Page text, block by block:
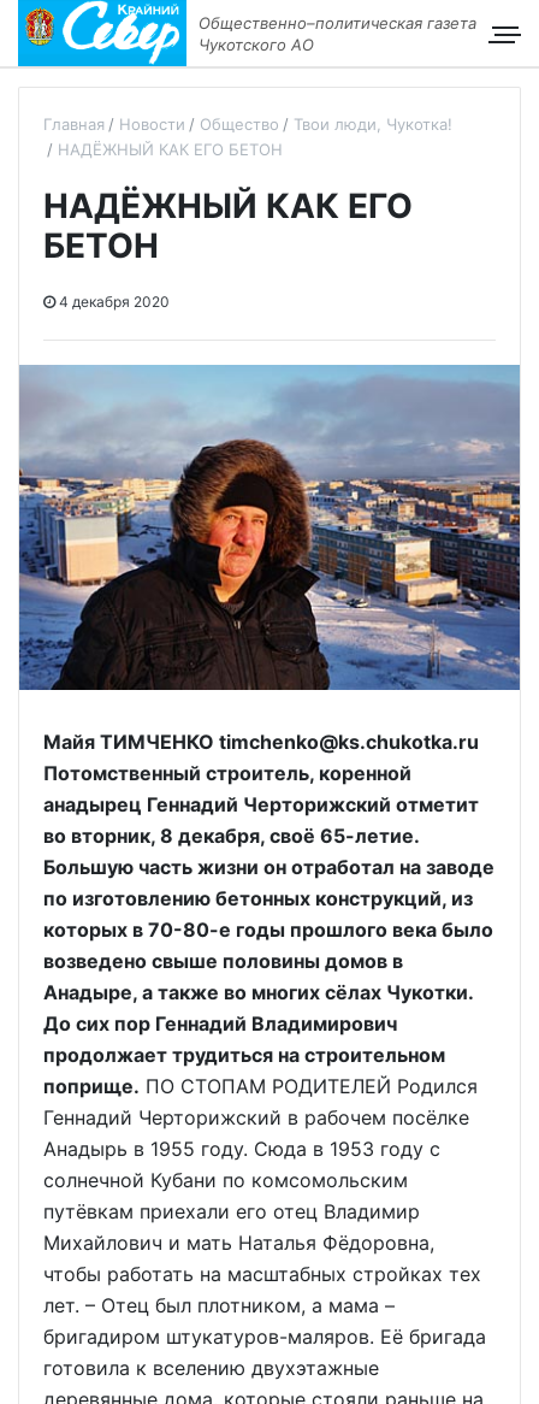
Общественно–политическая газета
Чукотского АО
Главная Новости Общество
Твои люди, Чукотка!
НАДЁЖНЫЙ КАК ЕГО БЕТОН
НАДЁЖНЫЙ КАК ЕГО
БЕТОН
4 декабря 2020
Майя ТИМЧЕНКО timchenko@ks.chukotka.ru
Потомственный строитель, коренной
анадырец Геннадий Черторижский отметит
во вторник, 8 декабря, своё 65-летие.
Большую часть жизни он отработал на заводе
по изготовлению бетонных конструкций, из
которых в 70-80-е годы прошлого века было
возведено свыше половины домов в
Анадыре, а также во многих сёлах Чукотки.
До сих пор Геннадий Владимирович
продолжает трудиться на строительном
поприще. ПО СТОПАМ РОДИТЕЛЕЙ Родился
Геннадий Черторижский в рабочем посёлке
Анадырь в 1955 году. Сюда в 1953 году с
солнечной Кубани по комсомольским
путёвкам приехали его отец Владимир
Михайлович и мать Наталья Фёдоровна,
чтобы работать на масштабных стройках тех
лет. – Отец был плотником, а мама –
бригадиром штукатуров-маляров. Её бригада
готовила к вселению двухэтажные